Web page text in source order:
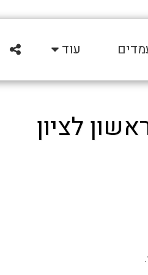
עוד